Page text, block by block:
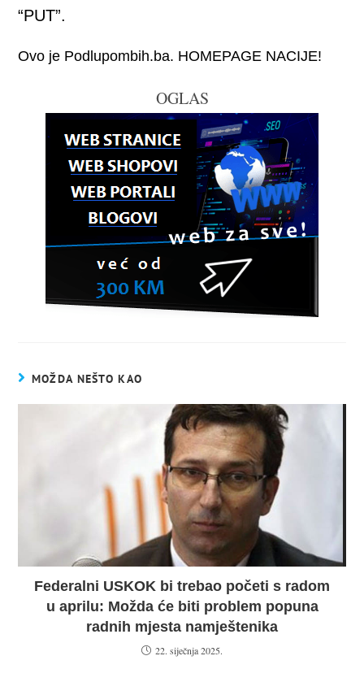
“PUT”.
Ovo je Podlupombih.ba. HOMEPAGE NACIJE!
OGLAS
MOŽDA NEŠTO KAO
Federalni USKOK bi trebao početi s radom
u aprilu: Možda će biti problem popuna
radnih mjesta namještenika
22. siječnja 2025.